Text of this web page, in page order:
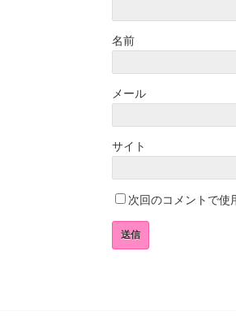
名前
メール
サイト
次回のコメントで使